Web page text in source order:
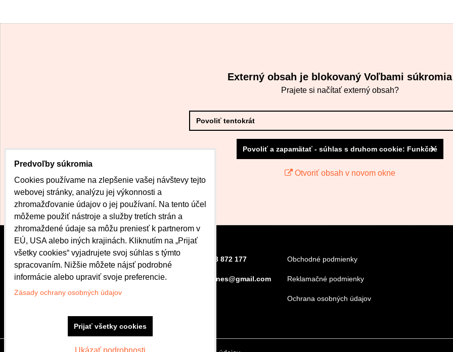
Externý obsah je blokovaný Voľbami súkromia
Prajete si načítať externý obsah?
Povoliť tentokrát
Povoliť a zapamätať - súhlas s druhom cookie: Funkčné
Otvoriť obsah v novom okne
CENTRUM DOBRÉHO
BÝVANIA
Bardejovská 42
080 01 Prešov
Po.-Pi.: 8:00 - 16:30
+421 908 872 177
kubova.nes@gmail.com
Obchodné podmienky
Reklamačné podmienky
Ochrana osobných údajov
Predvoľby súkromia
Cookies používame na zlepšenie vašej návštevy tejto
webovej stránky, analýzu jej výkonnosti a
zhromažďovanie údajov o jej používaní. Na tento účel
môžeme použiť nástroje a služby tretích strán a
zhromaždené údaje sa môžu preniesť k partnerom v
EÚ, USA alebo iných krajinách. Kliknutím na „Prijať
všetky cookies“ vyjadrujete svoj súhlas s týmto
spracovaním. Nižšie môžete nájsť podrobné
informácie alebo upraviť svoje preferencie.
Zásady ochrany osobných údajov
Ukázať podrobnosti
Prijať všetky cookies